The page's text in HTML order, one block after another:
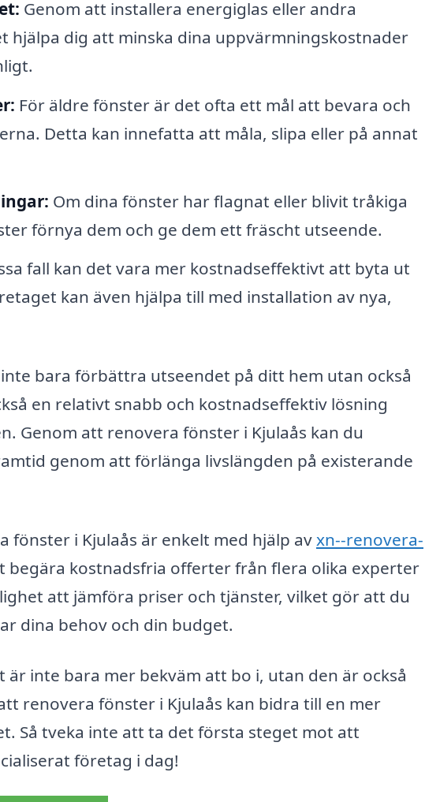
Genom att installera energiglas eller andra
hjälpa dig att minska dina uppvärmningskostnader
För äldre fönster är det ofta ett mål att bevara och
Detta kan innefatta att måla, slipa eller på annat
Om dina fönster har flagnat eller blivit tråkiga
förnya dem och ge dem ett fräscht utseende.
fall kan det vara mer kostnadseffektivt att byta ut
kan även hjälpa till med installation av nya,
bara förbättra utseendet på ditt hem utan också
en relativt snabb och kostnadseffektiv lösning
Genom att renovera fönster i Kjulaås kan du
genom att förlänga livslängden på existerande
i Kjulaås är enkelt med hjälp avxn--renovera-
begära kostnadsfria offerter från flera olika experter
att jämföra priser och tjänster, vilket gör att du
dina behov och din budget.
är inte bara mer bekväm att bo i, utan den är också
renovera fönster i Kjulaås kan bidra till en mer
Så tveka inte att ta det första steget mot att
företag i dag!